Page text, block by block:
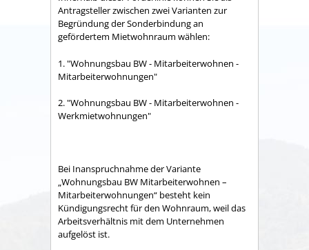
Antragsteller zwischen zwei Varianten zur
Begründung der Sonderbindung an
gefördertem Mietwohnraum wählen:
1. "Wohnungsbau BW - Mitarbeiterwohnen -
Mitarbeiterwohnungen"
2. "Wohnungsbau BW - Mitarbeiterwohnen -
Werkmietwohnungen"
Bei Inanspruchnahme der Variante
„Wohnungsbau BW Mitarbeiterwohnen –
Mitarbeiterwohnungen“ besteht kein
Kündigungsrecht für den Wohnraum, weil das
Arbeitsverhältnis mit dem Unternehmen
aufgelöst ist.